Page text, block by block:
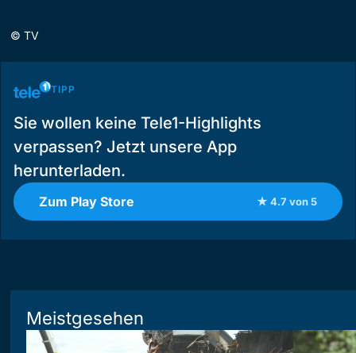
© TV
TIPP
Sie wollen keine Tele1-Highlights
verpassen? Jetzt unsere App
herunterladen.
Zum Play Store ★ 4.7 von 5
Meistgesehen